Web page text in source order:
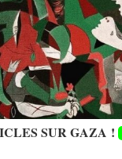
SUR GAZA !